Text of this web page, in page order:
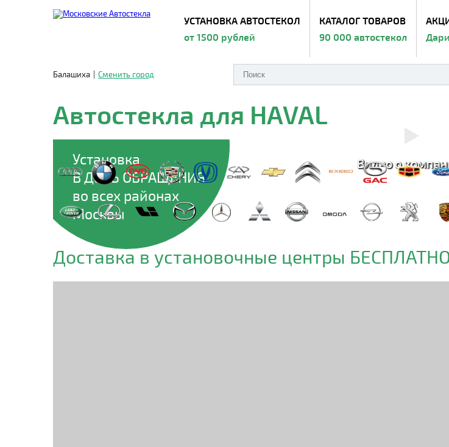
УСТАНОВКА АВТОСТЕКОЛ
от 1500 рублей
КАТАЛОГ ТОВАРОВ
90 000 автостекол
Балашиха Сменить город
Автостекла для HAVAL
Установка
В ДЕНЬ ОБРАЩЕНИЯ
во всех районах
Москвы
Видео о
Доставка в установочные центры